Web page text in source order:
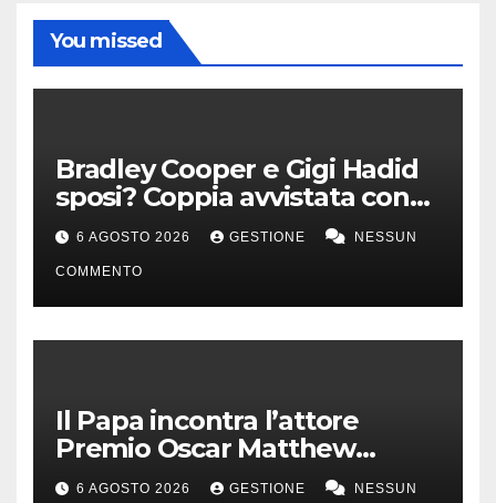
You missed
Bradley Cooper e Gigi Hadid
sposi? Coppia avvistata con
anello all’anulare
6 AGOSTO 2026 GESTIONE NESSUN
COMMENTO
Il Papa incontra l’attore
Premio Oscar Matthew
McConaughey
6 AGOSTO 2026 GESTIONE NESSUN